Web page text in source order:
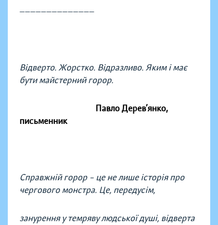
——————————————
Відверто. Жорстко. Відразливо. Яким і має
бути майстерний горор.
Павло Дерев’янко,
письменник
Справжній горор – це не лише історія про
чергового монстра. Це, передусім,
занурення у темряву людської душі, відверта